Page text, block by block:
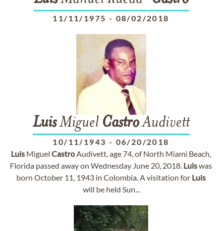
11/11/1975 - 08/02/2018
LuisMiguel CastroAudivett
10/11/1943 - 06/20/2018
Luis Miguel CastroAudivett, age 74, of North Miami Beach,
Florida passed away on Wednesday June 20, 2018. Luiswas
born October 11, 1943 in Colombia. A visitation for Luis
will be held Sun...